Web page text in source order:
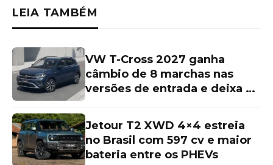
LEIA TAMBÉM
VW T-Cross 2027 ganha
câmbio de 8 marchas nas
versões de entrada e deixa as
Jetour T2 XWD 4×4 estreia
no Brasil com 597 cv e maior
bateria entre os PHEVs